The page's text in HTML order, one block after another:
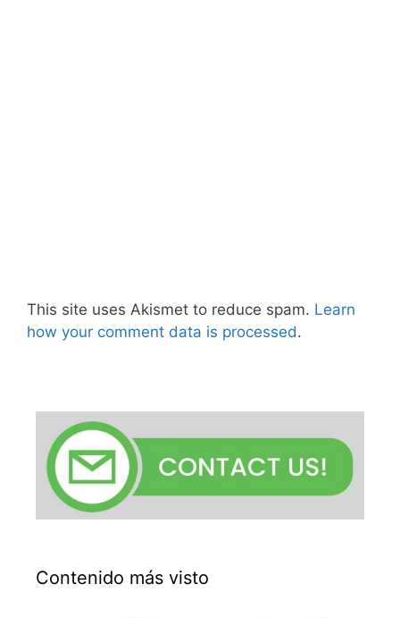
This site uses Akismet to reduce spam. Learn
how your comment data is processed.
Contenido más visto